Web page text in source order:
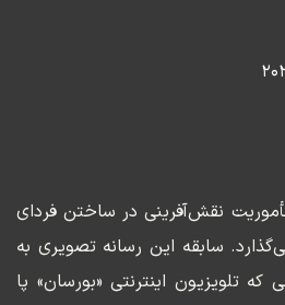
نقش‌آفرینی در ساختن فردای
سابقه این رسانه تصویری به
زمانی که تلویزیون اینترنتی «بورسان» پا